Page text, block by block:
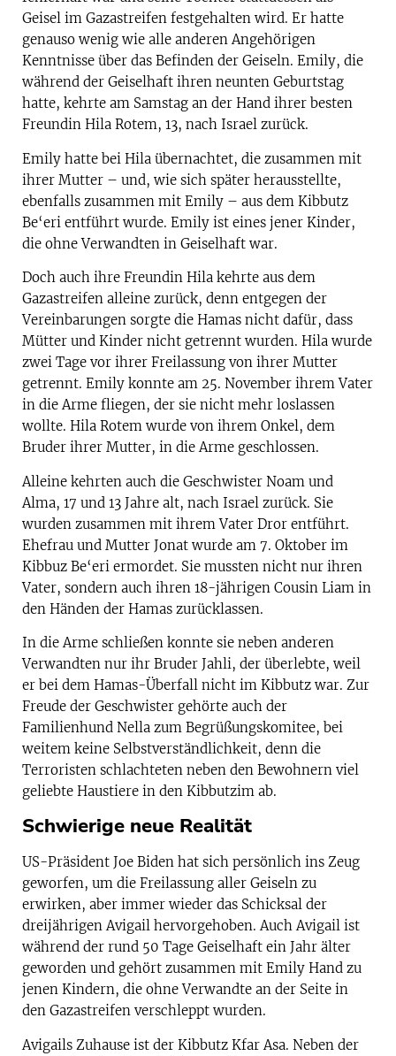
Geisel im Gazastreifen festgehalten wird. Er hatte
genauso wenig wie alle anderen Angehörigen
Kenntnisse über das Befinden der Geiseln. Emily, die
während der Geiselhaft ihren neunten Geburtstag
hatte, kehrte am Samstag an der Hand ihrer besten
Freundin Hila Rotem, 13, nach Israel zurück.
Emily hatte bei Hila übernachtet, die zusammen mit
ihrer Mutter – und, wie sich später herausstellte,
ebenfalls zusammen mit Emily – aus dem Kibbutz
Be‘eri entführt wurde. Emily ist eines jener Kinder,
die ohne Verwandten in Geiselhaft war.
Doch auch ihre Freundin Hila kehrte aus dem
Gazastreifen alleine zurück, denn entgegen der
Vereinbarungen sorgte die Hamas nicht dafür, dass
Mütter und Kinder nicht getrennt wurden. Hila wurde
zwei Tage vor ihrer Freilassung von ihrer Mutter
getrennt. Emily konnte am 25. November ihrem Vater
in die Arme fliegen, der sie nicht mehr loslassen
wollte. Hila Rotem wurde von ihrem Onkel, dem
Bruder ihrer Mutter, in die Arme geschlossen.
Alleine kehrten auch die Geschwister Noam und
Alma, 17 und 13 Jahre alt, nach Israel zurück. Sie
wurden zusammen mit ihrem Vater Dror entführt.
Ehefrau und Mutter Jonat wurde am 7. Oktober im
Kibbuz Be‘eri ermordet. Sie mussten nicht nur ihren
Vater, sondern auch ihren 18-jährigen Cousin Liam in
den Händen der Hamas zurücklassen.
In die Arme schließen konnte sie neben anderen
Verwandten nur ihr Bruder Jahli, der überlebte, weil
er bei dem Hamas-Überfall nicht im Kibbutz war. Zur
Freude der Geschwister gehörte auch der
Familienhund Nella zum Begrüßungskomitee, bei
weitem keine Selbstverständlichkeit, denn die
Terroristen schlachteten neben den Bewohnern viel
geliebte Haustiere in den Kibbutzim ab.
Schwierige neue Realität
US-Präsident Joe Biden hat sich persönlich ins Zeug
geworfen, um die Freilassung aller Geiseln zu
erwirken, aber immer wieder das Schicksal der
dreijährigen Avigail hervorgehoben. Auch Avigail ist
während der rund 50 Tage Geiselhaft ein Jahr älter
geworden und gehört zusammen mit Emily Hand zu
jenen Kindern, die ohne Verwandte an der Seite in
den Gazastreifen verschleppt wurden.
Avigails Zuhause ist der Kibbutz Kfar Asa. Neben der